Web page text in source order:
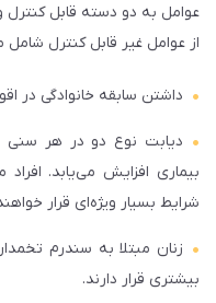
عوامل به دو دسته قابل
از عوامل غیر قابل کنترل شامل
داشتن سابقه خانوادگی در
دیابت نوع دو در هر سنی
شرایط بسیار ویژه‌ای قرار
بیشتری قرار دارند.